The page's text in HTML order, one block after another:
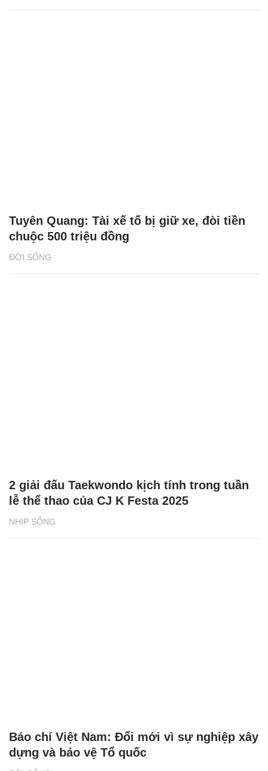
ĐỜI SỐNG
Tuyên Quang: Tài xế tố bị giữ xe, đòi tiền
chuộc 500 triệu đồng
NHỊP SỐNG
2 giải đấu Taekwondo kịch tính trong tuần
lễ thể thao của CJ K Festa 2025
Báo chí Việt Nam: Đổi mới vì sự nghiệp xây
dựng và bảo vệ Tổ quốc